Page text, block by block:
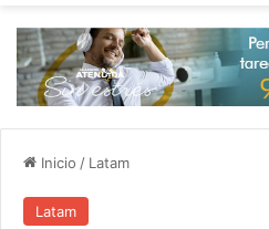
Inicio / Latam
Latam